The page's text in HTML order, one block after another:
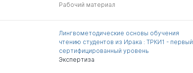
Рабочий материал
Лингвометодические основы обучения
чтению студентов из Ирака : ТРКИ1 - первый
сертифицированный уровень
Экспертиза